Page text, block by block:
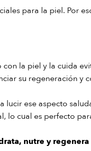
para la piel. Por
con la piel y la cuida
su regeneración y
lucir ese aspecto
lo cual es perfecto
nutre y regenera